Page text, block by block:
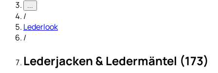
...
/
Lederlook
/
Lederjacken & Ledermäntel (173)